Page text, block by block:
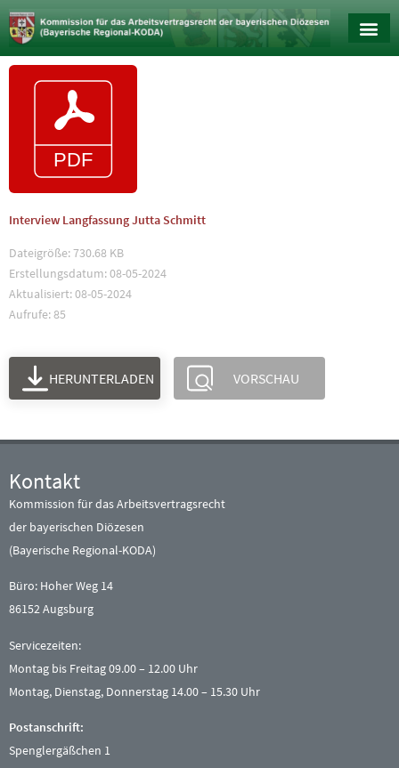
Interview Langfassung Jutta Schmitt
Dateigröße: 730.68 KB
Erstellungsdatum: 08-05-2024
Aktualisiert: 08-05-2024
Aufrufe: 85
HERUNTERLADEN VORSCHAU
Kontakt
Kommission für das Arbeitsvertragsrecht
der bayerischen Diözesen
(Bayerische Regional-KODA)
Büro: Hoher Weg 14
86152 Augsburg
Servicezeiten:
Montag bis Freitag 09.00 – 12.00 Uhr
Montag, Dienstag, Donnerstag 14.00 – 15.30 Uhr
Postanschrift:
Spenglergäßchen 1